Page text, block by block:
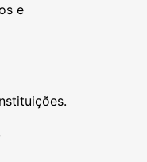
e